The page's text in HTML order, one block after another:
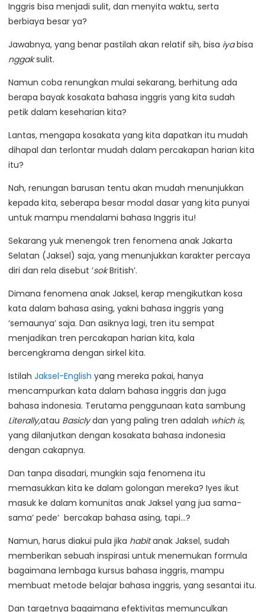
Inggris bisa menjadi sulit, dan menyita waktu, serta
berbiaya besar ya?
Jawabnya, yang benar pastilah akan relatif sih, bisa iyabisa
nggaksulit.
Namun coba renungkan mulai sekarang, berhitung ada
berapa bayak kosakata bahasa inggris yang kita sudah
petik dalam keseharian kita?
Lantas, mengapa kosakata yang kita dapatkan itu mudah
dihapal dan terlontar mudah dalam percakapan harian kita
itu?
Nah, renungan barusan tentu akan mudah menunjukkan
kepada kita, seberapa besar modal dasar yang kita punyai
untuk mampu mendalami bahasa Inggris itu!
Sekarang yuk menengok tren fenomena anak Jakarta
Selatan (Jaksel) saja, yang menunjukkan karakter percaya
diri dan rela disebut ‘sokBritish’.
Dimana fenomena anak Jaksel, kerap mengikutkan kosa
kata dalam bahasa asing, yakni bahasa inggris yang
‘semaunya’ saja. Dan asiknya lagi, tren itu sempat
menjadikan tren percakapan harian kita, kala
bercengkrama dengan sirkel kita.
Istilah Jaksel-English yang mereka pakai, hanya
mencampurkan kata dalam bahasa inggris dan juga
bahasa indonesia. Terutama penggunaan kata sambung
Literally,atau Basiclydan yang paling tren adalah which is,
yang dilanjutkan dengan kosakata bahasa indonesia
dengan cakapnya.
Dan tanpa disadari, mungkin saja fenomena itu
memasukkan kita ke dalam golongan mereka? Iyes ikut
masuk ke dalam komunitas anak Jaksel yang jua sama-
sama’ pede’ bercakap bahasa asing, tapi…?
Namun, harus diakui pula jika habitanak Jaksel, sudah
memberikan sebuah inspirasi untuk menemukan formula
bagaimana lembaga kursus bahasa inggris, mampu
membuat metode belajar bahasa inggris, yang sesantai itu.
Dan targetnya bagaimana efektivitas memunculkan